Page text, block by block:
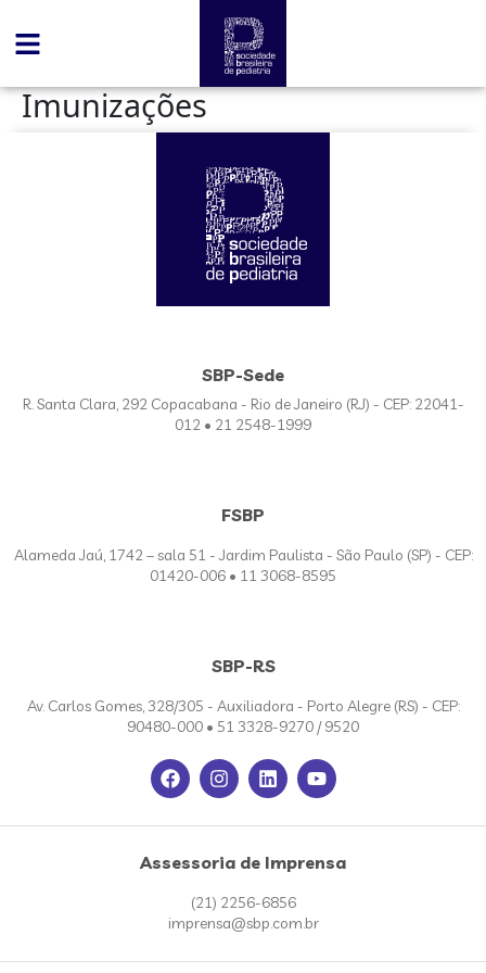
Imunizações
SBP-Sede
R. Santa Clara, 292 Copacabana - Rio de Janeiro (RJ) - CEP: 22041-
012 • 21 2548-1999
FSBP
Alameda Jaú, 1742 – sala 51 - Jardim Paulista - São Paulo (SP) - CEP:
01420-006 • 11 3068-8595
SBP-RS
Av. Carlos Gomes, 328/305 - Auxiliadora - Porto Alegre (RS) - CEP:
90480-000 • 51 3328-9270 / 9520
Assessoria de Imprensa
(21) 2256-6856
imprensa@sbp.com.br